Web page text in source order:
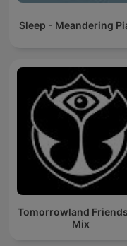
Sleep - Meandering
Tomorrowland
Mix